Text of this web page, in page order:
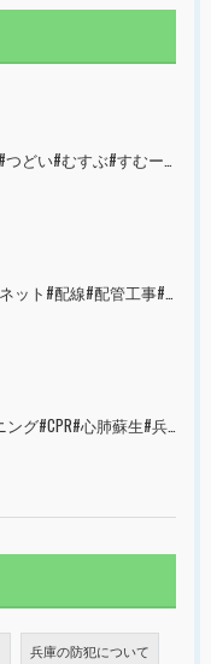
#阪神淡路大震災#1.17#つどい#むすぶ#すむーず#西宮市#甲子園
#無料#Wi-Fi#インターネット#配線#配管工事#大阪市#港区#すむーず#西宮市#甲子園
#AED#講習会#トレーニング#CPR#心肺蘇生#兵庫県#神戸市#西宮市#すむーず#甲子園
兵庫の防犯について